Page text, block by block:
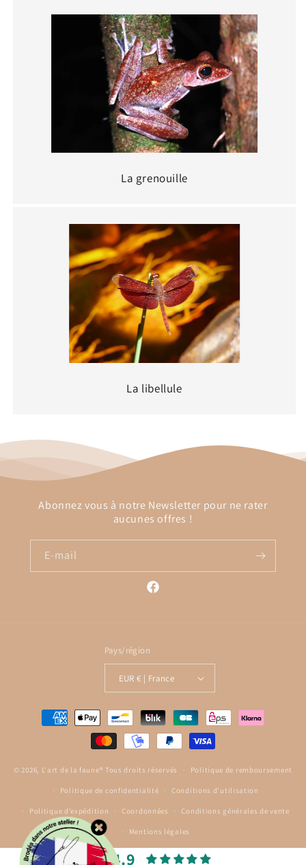
La grenouille
La libellule
Abonnez vous à notre Newsletter pour ne rater
aucunes offres !
E-mail
Facebook
Pays/région
EUR € | France
Moyens
© 2026, L'art de la faune® Tous droits réservés Politique de remboursement
Politique de confidentialité Conditions d’utilisation
Politique d’expédition Coordonnées Conditions générales de vente
Mentions légales
4.9